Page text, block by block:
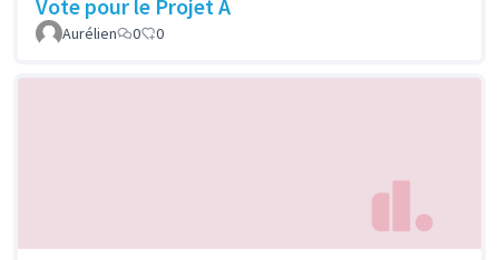
Vote pour le Projet A
Aurélien 0 0